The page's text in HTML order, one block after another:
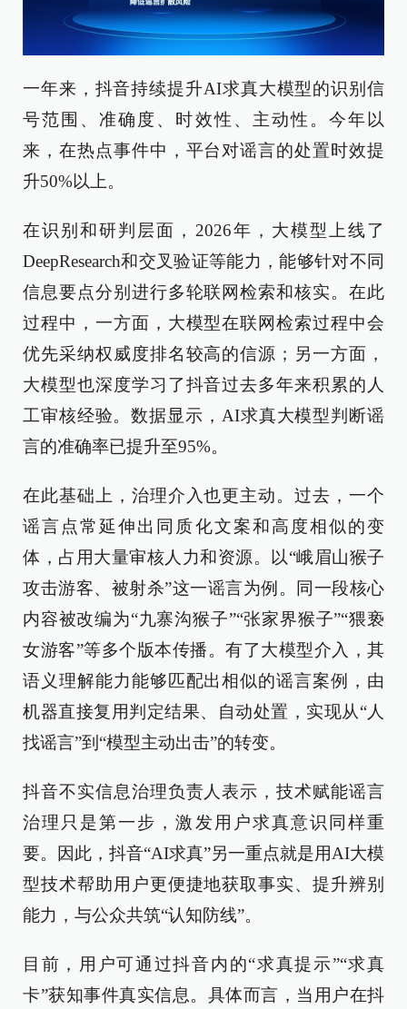
一年来，抖音持续提升AI求真大模型的识别信
号范围、准确度、时效性、主动性。今年以
来，在热点事件中，平台对谣言的处置时效提
升50%以上。
在识别和研判层面，2026年，大模型上线了
DeepResearch和交叉验证等能力，能够针对不同
信息要点分别进行多轮联网检索和核实。在此
过程中，一方面，大模型在联网检索过程中会
优先采纳权威度排名较高的信源；另一方面，
大模型也深度学习了抖音过去多年来积累的人
工审核经验。数据显示，AI求真大模型判断谣
言的准确率已提升至95%。
在此基础上，治理介入也更主动。过去，一个
谣言点常延伸出同质化文案和高度相似的变
体，占用大量审核人力和资源。以“峨眉山猴子
攻击游客、被射杀”这一谣言为例。同一段核心
内容被改编为“九寨沟猴子”“张家界猴子”“猥亵
女游客”等多个版本传播。有了大模型介入，其
语义理解能力能够匹配出相似的谣言案例，由
机器直接复用判定结果、自动处置，实现从“人
找谣言”到“模型主动出击”的转变。
抖音不实信息治理负责人表示，技术赋能谣言
治理只是第一步，激发用户求真意识同样重
要。因此，抖音“AI求真”另一重点就是用AI大模
型技术帮助用户更便捷地获取事实、提升辨别
能力，与公众共筑“认知防线”。
目前，用户可通过抖音内的“求真提示”“求真
卡”获知事件真实信息。具体而言，当用户在抖